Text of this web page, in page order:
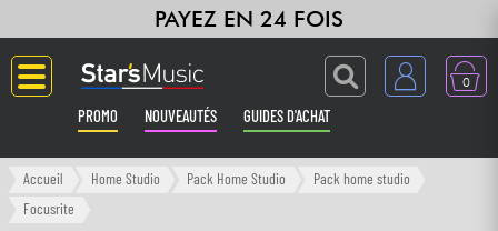
PAYEZ EN 24 FOIS
0
PROMO NOUVEAUTÉS GUIDES D'ACHAT
Langue
Accueil Home Studio Pack Home Studio
Pack home studio
Focusrite